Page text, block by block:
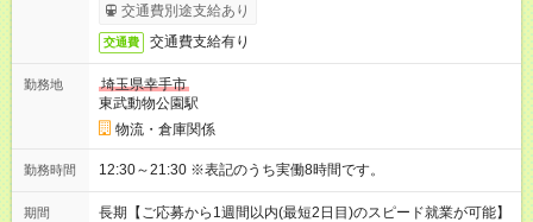
交通費別途支給あり
交通費 交通費支給有り
勤務地
埼玉県幸手市
東武動物公園駅
物流・倉庫関係
勤務時間 12:30～21:30 ※表記のうち実働8時間です。
期間
長期【ご応募から1週間以内(最短2日目)のスピード就業が可能】